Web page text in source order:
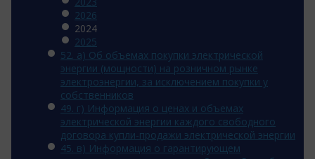
2026
2024
2025
52. а) Об объемах покупки электрической
энергии (мощности) на розничном рынке
электроэнергии, за исключением покупки у
собственников
49. г) Информация о ценах и объемах
электрической энергии каждого свободного
договора купли-продажи электрической энергии
45. в) Информация о гарантирующем